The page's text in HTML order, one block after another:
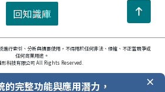
回知識庫
進行索引、分析與摘要使用，不得用於任何非法、侵權、不正當競爭或
任何商業用途。
形科技有限公司 All Rights Reserved.
的完整功能與應用潛力，